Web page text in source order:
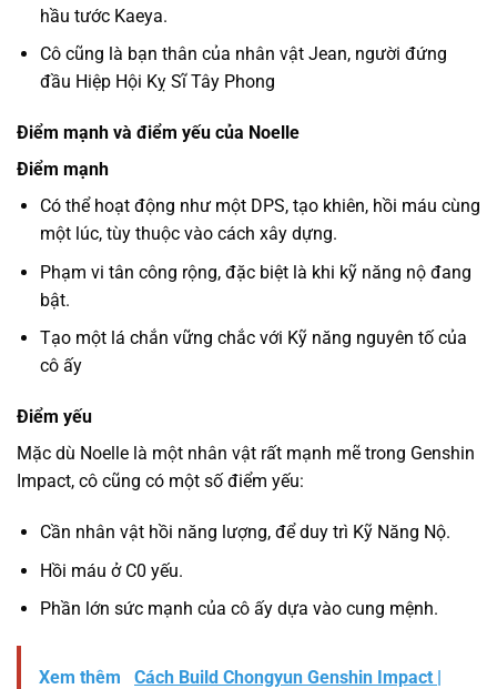
hầu tước Kaeya.
Cô cũng là bạn thân của nhân vật Jean, người đứng
đầu Hiệp Hội Kỵ Sĩ Tây Phong
Điểm mạnh và điểm yếu của Noelle
Điểm mạnh
Có thể hoạt động như một DPS, tạo khiên, hồi máu cùng
một lúc, tùy thuộc vào cách xây dựng.
Phạm vi tân công rộng, đặc biệt là khi kỹ năng nộ đang
bật.
Tạo một lá chắn vững chắc với Kỹ năng nguyên tố của
cô ấy
Điểm yếu
Mặc dù Noelle là một nhân vật rất mạnh mẽ trong Genshin
Impact, cô cũng có một số điểm yếu:
Cần nhân vật hồi năng lượng, để duy trì Kỹ Năng Nộ.
Hồi máu ở C0 yếu.
Phần lớn sức mạnh của cô ấy dựa vào cung mệnh.
Xem thêm
Cách Build Chongyun Genshin Impact |